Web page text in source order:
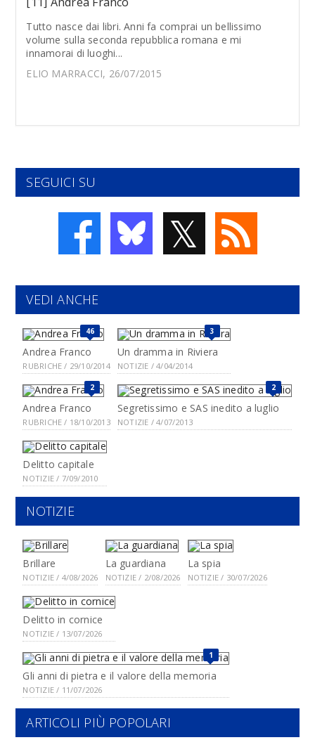
Tutto nasce dai libri. Anni fa comprai un bellissimo
volume sulla seconda repubblica romana e mi
innamorai di luoghi...
ELIO MARRACCI, 26/07/2015
SEGUICI SU
𝕏
VEDI ANCHE
46
Andrea Franco
RUBRICHE / 29/10/2014
3
Un dramma in Riviera
NOTIZIE / 4/04/2014
2
Andrea Franco
RUBRICHE / 18/10/2013
2
Segretissimo e SAS inedito a luglio
NOTIZIE / 4/07/2013
Delitto capitale
NOTIZIE / 7/09/2010
NOTIZIE
Brillare
NOTIZIE / 4/08/2026
La guardiana
NOTIZIE / 2/08/2026
La spia
NOTIZIE / 30/07/2026
Delitto in cornice
NOTIZIE / 13/07/2026
1
Gli anni di pietra e il valore della memoria
NOTIZIE / 11/07/2026
ARTICOLI PIÙ POPOLARI